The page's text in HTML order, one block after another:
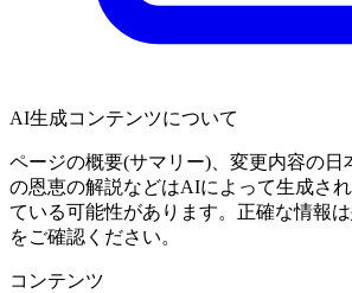
AI生成コンテンツについて
ページの概要(サマリー)、変更内容の日
の恩恵の解説などはAIによって生成さ
ている可能性があります。正確な情報は
をご確認ください。
コンテンツ